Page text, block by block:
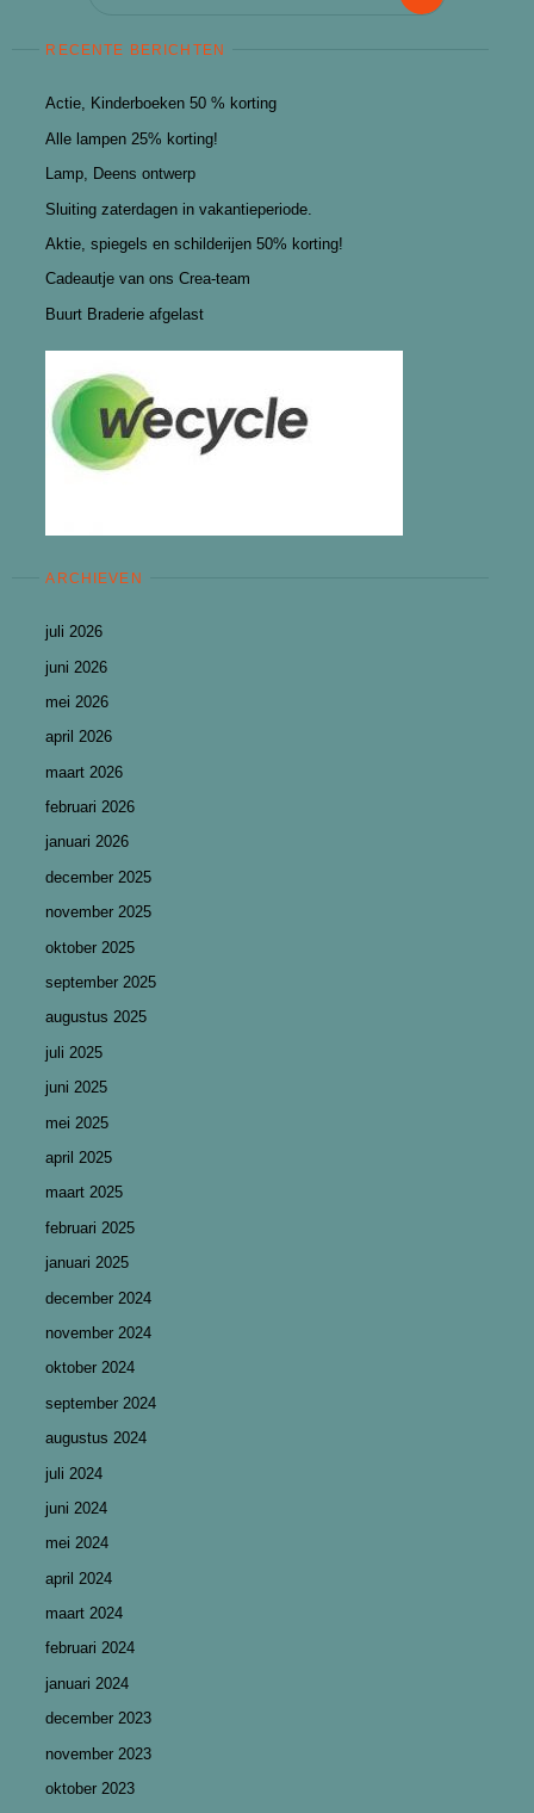
RECENTE BERICHTEN
Actie, Kinderboeken 50 % korting
Alle lampen 25% korting!
Lamp, Deens ontwerp
Sluiting zaterdagen in vakantieperiode.
Aktie, spiegels en schilderijen 50% korting!
Cadeautje van ons Crea-team
Buurt Braderie afgelast
ARCHIEVEN
juli 2026
juni 2026
mei 2026
april 2026
maart 2026
februari 2026
januari 2026
december 2025
november 2025
oktober 2025
september 2025
augustus 2025
juli 2025
juni 2025
mei 2025
april 2025
maart 2025
februari 2025
januari 2025
december 2024
november 2024
oktober 2024
september 2024
augustus 2024
juli 2024
juni 2024
mei 2024
april 2024
maart 2024
februari 2024
januari 2024
december 2023
november 2023
oktober 2023